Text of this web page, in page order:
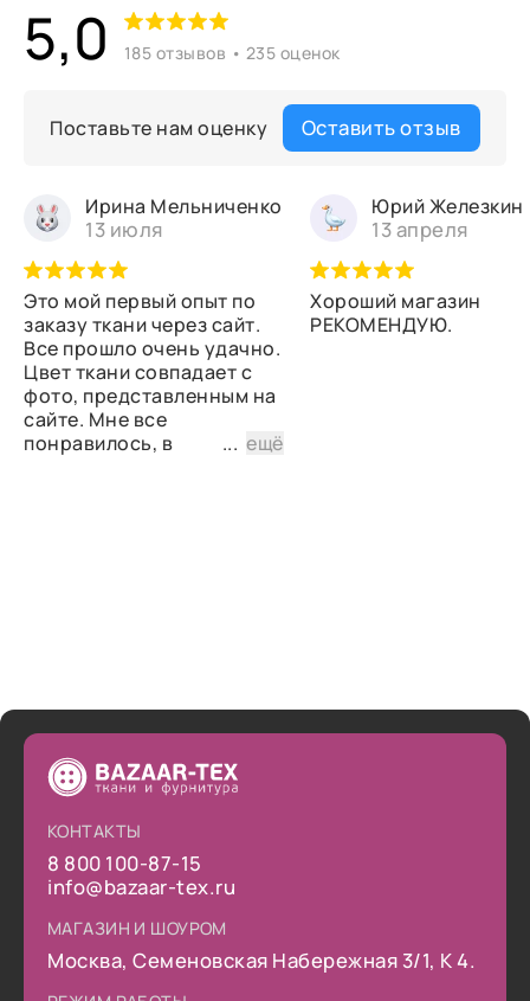
5,0 185 отзывов • 235 оценок
Поставьте нам оценку Оставить отзыв
Ирина Мельниченко
13 июля
Это мой первый опыт по
заказу ткани через сайт.
Все прошло очень удачно.
Цвет ткани совпадает с
фото, представленным на
сайте. Мне все
понравилось, в
...ещё
Юрий Железкин
13 апреля
Хороший магазин
РЕКОМЕНДУЮ.
КОНТАКТЫ
8 800 100-87-15
info@bazaar-tex.ru
МАГАЗИН И ШОУРОМ
Москва, Семеновская Набережная 3/1, К 4.